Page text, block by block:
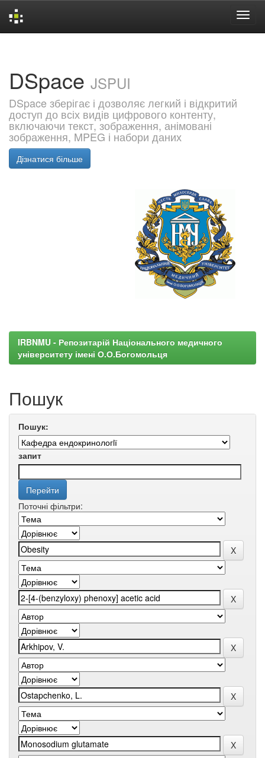
DSpace JSPUI
DSpace зберігає і дозволяє легкий і відкритий
доступ до всіх видів цифрового контенту,
включаючи текст, зображення, анімовані
зображення, MPEG і набори даних
Дізнатися більше
IRBNMU - Репозитарій Національного медичного
університету імені О.О.Богомольця
Пошук
Пошук:
запит
Поточні фільтри: